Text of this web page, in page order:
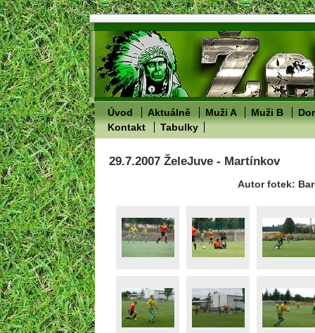
Úvod Aktuálně Muži A Muži B
Kontakt
Tabulky
29.7.2007 ŽeleJuve - Martínkov
Autor fotek: